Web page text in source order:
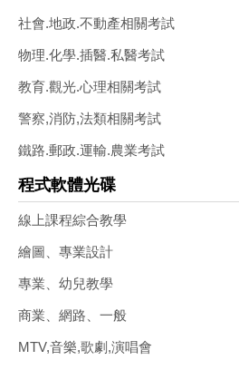
社會.地政.不動產相關考試
物理.化學.插醫.私醫考試
教育.觀光.心理相關考試
警察,消防,法類相關考試
鐵路.郵政.運輸.農業考試
程式軟體光碟
線上課程綜合教學
繪圖、專業設計
專業、幼兒教學
商業、網路、一般
MTV,音樂,歌劇,演唱會